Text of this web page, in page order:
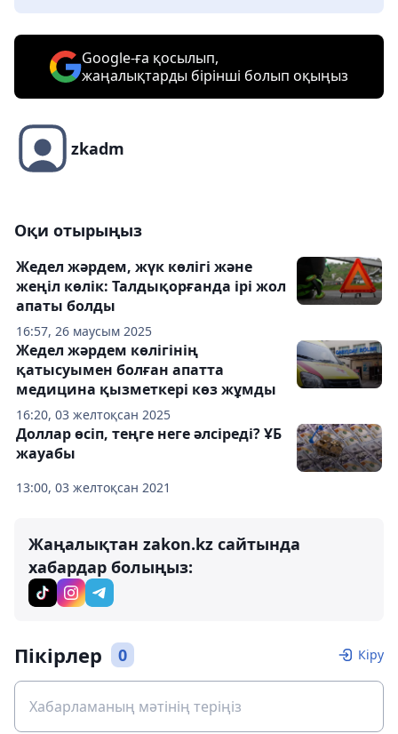
Google-ға қосылып,
жаңалықтарды бірінші болып оқыңыз
zkadm
Оқи отырыңыз
16:57, 26 маусым 2025
Жедел жәрдем, жүк көлігі және
жеңіл көлік: Талдықорғанда ірі жол
апаты болды
16:20, 03 желтоқсан 2025
Жедел жәрдем көлігінің
қатысуымен болған апатта
медицина қызметкері көз жұмды
13:00, 03 желтоқсан 2021
Доллар өсіп, теңге неге әлсіреді? ҰБ
жауабы
Жаңалықтан zakon.kz сайтында
хабардар болыңыз:
Пікірлер 0 Кіру